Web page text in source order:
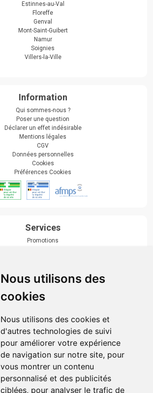
Nous utilisons des
cookies
Nous utilisons des cookies et
d'autres technologies de suivi
pour améliorer votre expérience
de navigation sur notre site, pour
vous montrer un contenu
personnalisé et des publicités
ciblées, pour analyser le trafic de
Estinnes-au-Val
Floreffe
Genval
Mont-Saint-Guibert
Namur
Soignies
Villers-la-Ville
Information
Qui sommes-nous ?
Poser une question
Déclarer un effet indésirable
Mentions légales
CGV
Données personnelles
Cookies
Préférences Cookies
Services
Promotions
Actualités & conseils
Événements
Marques
Suivez-nous
Paiement
Simple, rapide et 100% sécurisé